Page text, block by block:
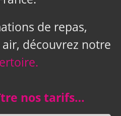
de repas,
découvrez notre
nos tarifs…